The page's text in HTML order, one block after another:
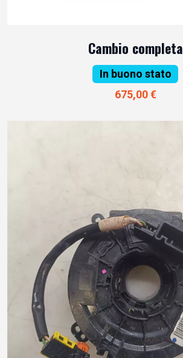
Cambio completa
In buono stato
675,00 €